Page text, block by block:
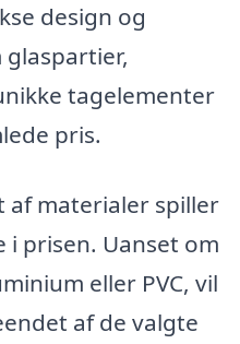
design og
tagelementer
pris.
af materialer spiller
prisen. Uanset om
eller PVC, vil
af de valgte